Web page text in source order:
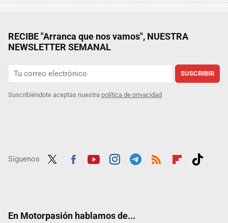
RECIBE "Arranca que nos vamos", NUESTRA
NEWSLETTER SEMANAL
SUSCRIBIR
Suscribiéndote aceptas nuestra política de privacidad
Síguenos
En Motorpasión hablamos de...